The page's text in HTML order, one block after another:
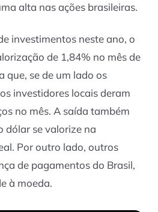
alta nas ações brasileiras.
investimentos neste ano, o
de 1,84% no mês de
que, se de um lado os
investidores locais deram
no mês. A saída também
dólar se valorize na
Por outro lado, outros
de pagamentos do Brasil,
à moeda.